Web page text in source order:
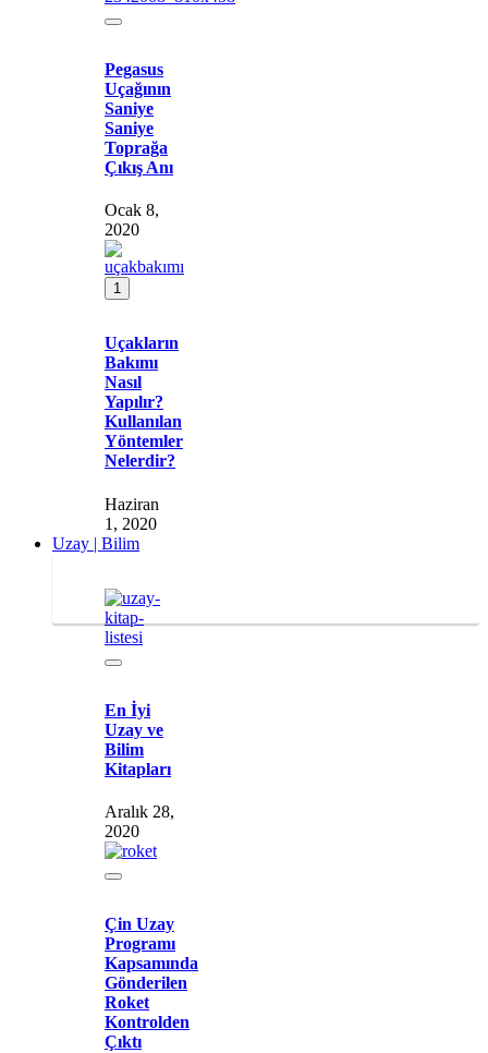
Pegasus
Uçağının
Saniye
Saniye
Toprağa
Çıkış Anı
Ocak 8,
2020
1
Uçakların
Bakımı
Nasıl
Yapılır?
Kullanılan
Yöntemler
Nelerdir?
Haziran
1, 2020
Uzay | Bilim
En İyi
Uzay ve
Bilim
Kitapları
Aralık 28,
2020
Çin Uzay
Programı
Kapsamında
Gönderilen
Roket
Kontrolden
Çıktı